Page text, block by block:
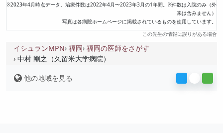
※2023年4月時点データ。治療件数は2022年4月〜2023年3月の1年間。※件数は入院のみ（外
来は含みません）
写真は各病院ホームページに掲載されているものを使用しています。
この先生の情報に誤りがある場合
イシュランMPN 福岡 福岡の医師をさがす
中村 剛之（久留米大学病院）
他の地域を見る